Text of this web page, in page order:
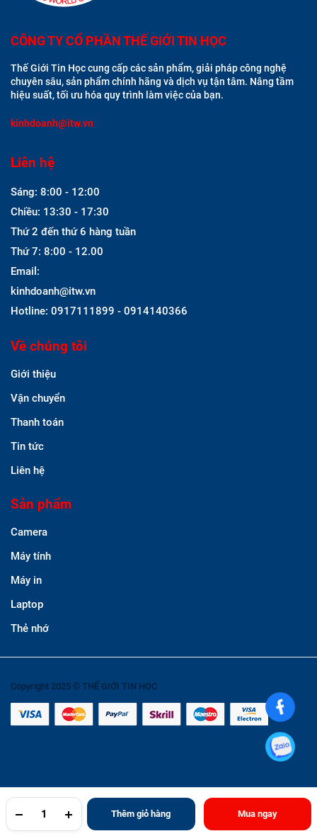
Thêm giỏ hàng Mua ngay
CÔNG TY CỔ PHẦN THẾ GIỚI TIN HỌC
Thế Giới Tin Học cung cấp các sản phẩm, giải pháp công nghệ
chuyên sâu, sản phẩm chính hãng và dịch vụ tận tâm. Nâng tầm
hiệu suất, tối ưu hóa quy trình làm việc của bạn.
kinhdoanh@itw.vn
Liên hệ
Sáng: 8:00 - 12:00
Chiều: 13:30 - 17:30
Thứ 2 đến thứ 6 hàng tuần
Thứ 7: 8:00 - 12.00
Email:
kinhdoanh@itw.vn
Hotline: 0917111899 - 0914140366
Về chúng tôi
Giới thiệu
Vận chuyển
Thanh toán
Tin tức
Liên hệ
Sản phẩm
Camera
Máy tính
Máy in
Laptop
Thẻ nhớ
Copyright 2025 © THẾ GIỚI TIN HỌC
TRANG CHỦ TÌM KIẾM YÊU THÍCH TÀI KHOẢN NGÀNH HÀNG